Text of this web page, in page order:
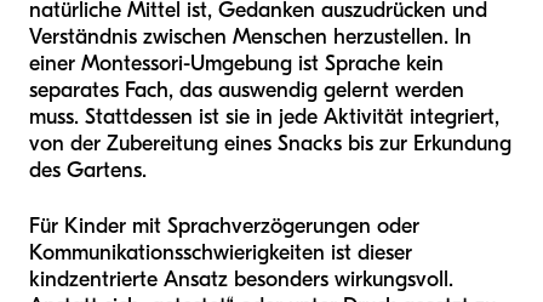
natürliche Mittel ist, Gedanken auszudrücken und
Verständnis zwischen Menschen herzustellen. In
einer Montessori-Umgebung ist Sprache kein
separates Fach, das auswendig gelernt werden
muss. Stattdessen ist sie in jede Aktivität integriert,
von der Zubereitung eines Snacks bis zur Erkundung
des Gartens.
Für Kinder mit Sprachverzögerungen oder
Kommunikationsschwierigkeiten ist dieser
kindzentrierte Ansatz besonders wirkungsvoll.